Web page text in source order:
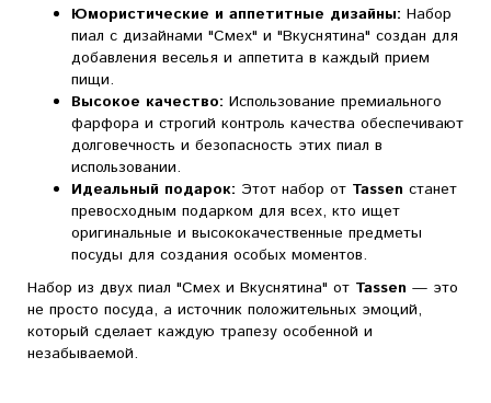
Юмористические и аппетитные дизайны: Набор
пиал с дизайнами "Смех" и "Вкуснятина" создан для
добавления веселья и аппетита в каждый прием
пищи.
Высокое качество: Использование премиального
фарфора и строгий контроль качества обеспечивают
долговечность и безопасность этих пиал в
использовании.
Идеальный подарок: Этот набор от Tassen станет
превосходным подарком для всех, кто ищет
оригинальные и высококачественные предметы
посуды для создания особых моментов.
Набор из двух пиал "Смех и Вкуснятина" от Tassen — это
не просто посуда, а источник положительных эмоций,
который сделает каждую трапезу особенной и
незабываемой.